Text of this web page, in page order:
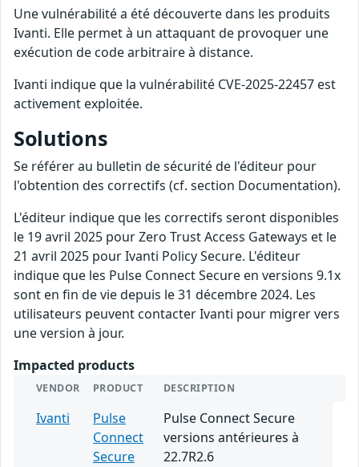
Une vulnérabilité a été découverte dans les produits
Ivanti. Elle permet à un attaquant de provoquer une
exécution de code arbitraire à distance.
Ivanti indique que la vulnérabilité CVE-2025-22457 est
activement exploitée.
Solutions
Se référer au bulletin de sécurité de l'éditeur pour
l'obtention des correctifs (cf. section Documentation).
L'éditeur indique que les correctifs seront disponibles
le 19 avril 2025 pour Zero Trust Access Gateways et le
21 avril 2025 pour Ivanti Policy Secure. L'éditeur
indique que les Pulse Connect Secure en versions 9.1x
sont en fin de vie depuis le 31 décembre 2024. Les
utilisateurs peuvent contacter Ivanti pour migrer vers
une version à jour.
Impacted products
VENDOR PRODUCT DESCRIPTION
Ivanti
Pulse
Connect
Secure
Pulse Connect Secure
versions antérieures à
22.7R2.6